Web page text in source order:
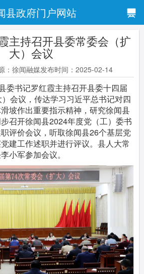
县政府门户网站
主持召开县委常委会（扩
大）会议
：徐闻融媒发布时间：2025-02-14
书记罗红霞主持召开县委十四届
会议，传达学习习近平总书记对四
坡作出重要指示精神，研究徐闻县
召开徐闻县2024年度党（工）委书
评价会议，听取徐闻县26个基层党
党建工作述职并进行评议。县人大常
小军参加会议。